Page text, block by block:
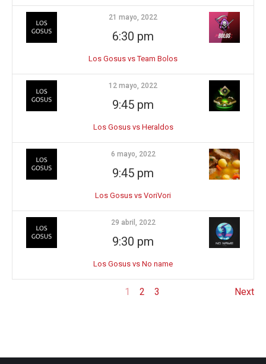
21 mayo, 2022
6:30 pm
Los Gosus vs Team Bolos
12 mayo, 2022
9:45 pm
Los Gosus vs Heraldos
6 mayo, 2022
9:45 pm
Los Gosus vs VoriVori
29 abril, 2022
9:30 pm
Los Gosus vs No name
1 2 3 Next